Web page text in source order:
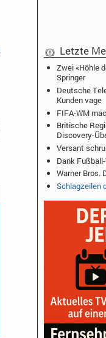
Letzte
Zwei «Höhle
Springer
Deutsche
Kunden vage
FIFA-WM
Britische
Discovery-
Versant
Dank
Warner Bros.
Schlagzeilen